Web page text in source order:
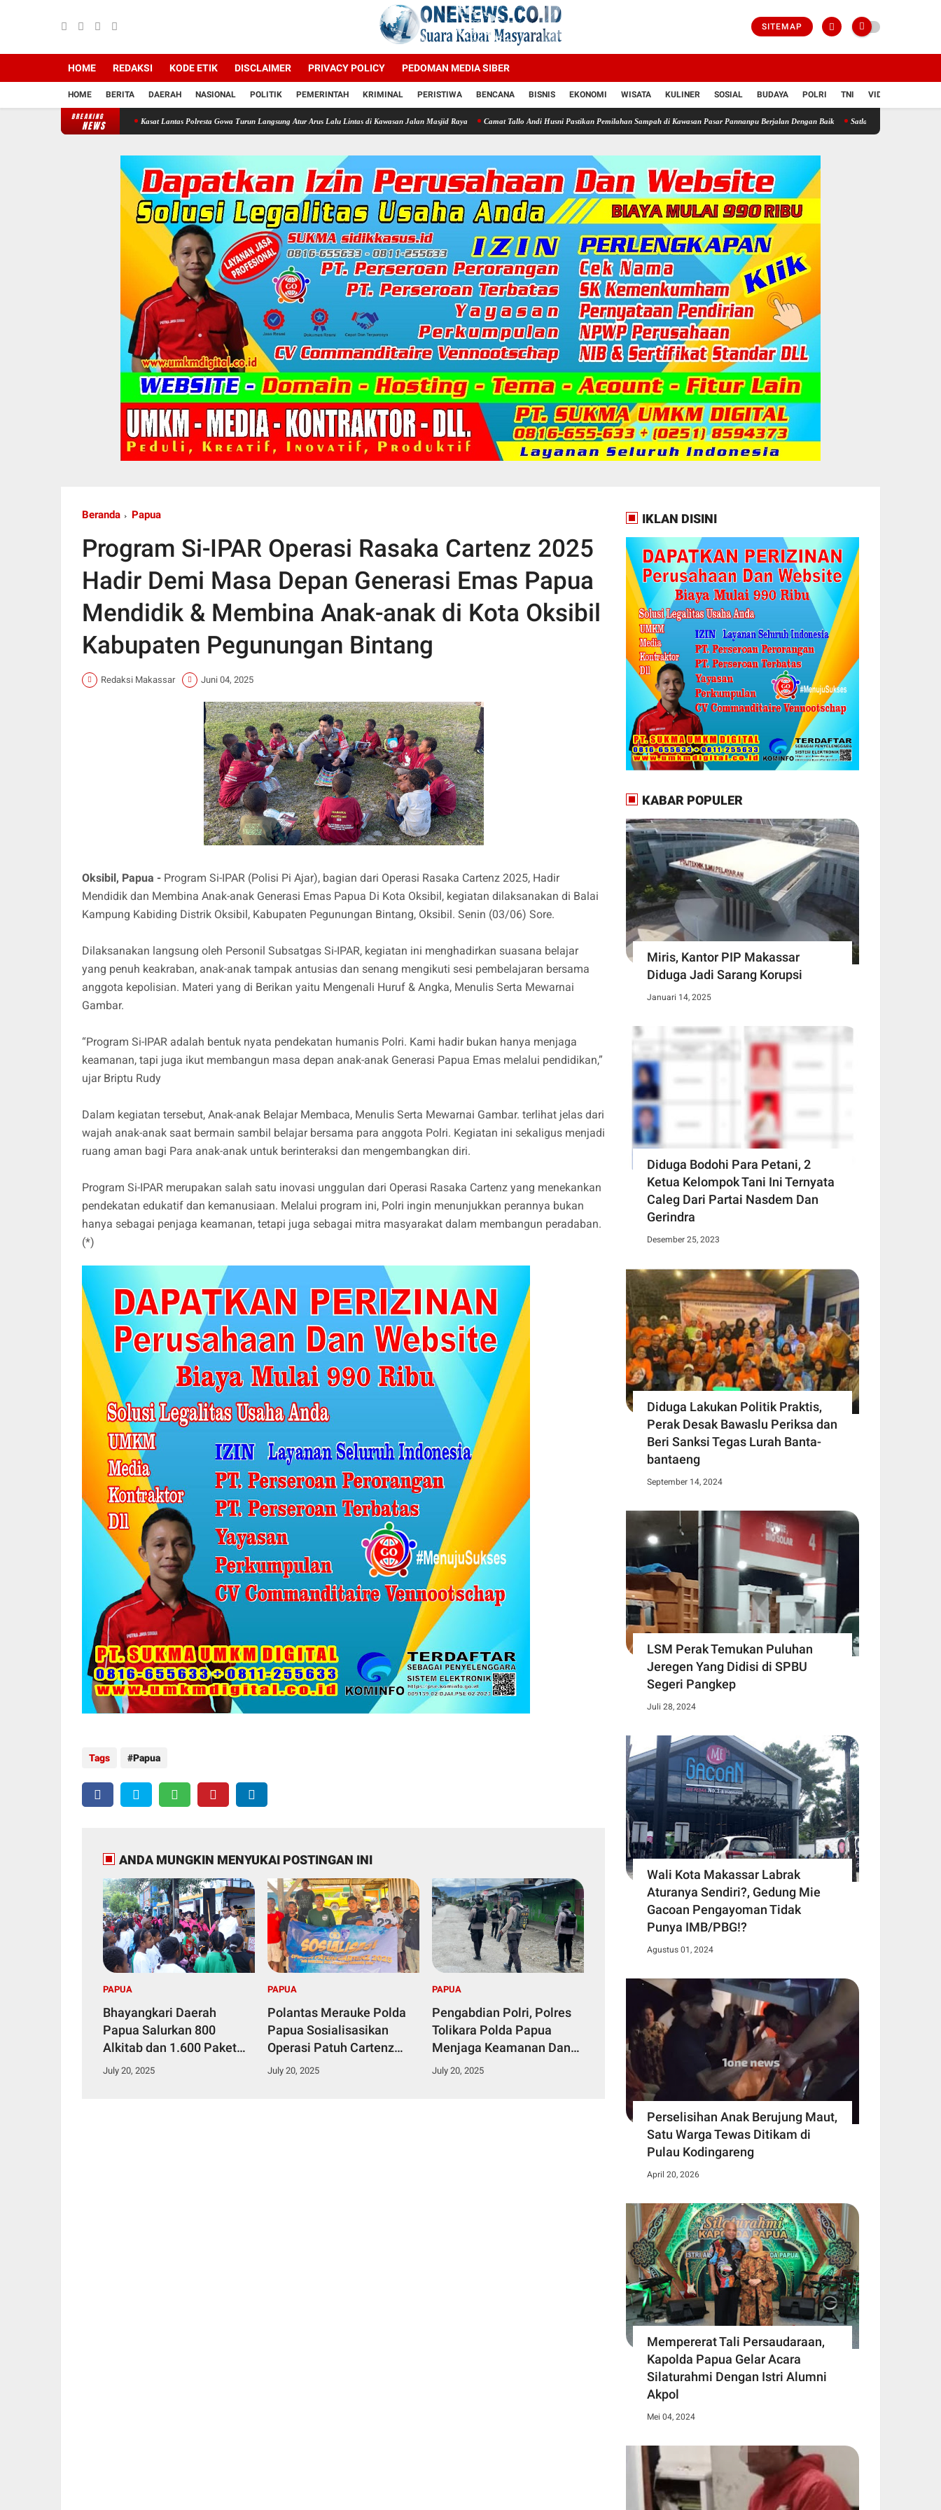
SITEMAP
HOME REDAKSI KODE ETIK DISCLAIMER PRIVACY POLICY PEDOMAN MEDIA SIBER
HOME BERITA DAERAH NASIONAL POLITIK PEMERINTAH KRIMINAL PERISTIWA BENCANA BISNIS EKONOMI WISATA KULINER SOSIAL BUDAYA POLRI TNI VIDIO
BREAKING
NEWS
Kasat Lantas Polresta Gowa Turun Langsung Atur Arus Lalu Lintas di Kawasan Jalan Masjid Raya Camat Tallo Andi Husni Pastikan Pemilahan Sampah di Kawasan Pasar Pannanpu Berjalan Dengan Baik Satlantas Polresta Gowa Mengajak
Beranda Papua
Program Si-IPAR Operasi Rasaka Cartenz 2025
Hadir Demi Masa Depan Generasi Emas Papua
Mendidik & Membina Anak-anak di Kota Oksibil
Kabupaten Pegunungan Bintang
Redaksi Makassar Juni 04, 2025
Oksibil, Papua - Program Si-IPAR (Polisi Pi Ajar), bagian dari Operasi Rasaka Cartenz 2025, Hadir
Mendidik dan Membina Anak-anak Generasi Emas Papua Di Kota Oksibil, kegiatan dilaksanakan di Balai
Kampung Kabiding Distrik Oksibil, Kabupaten Pegunungan Bintang, Oksibil. Senin (03/06) Sore.
Dilaksanakan langsung oleh Personil Subsatgas Si-IPAR, kegiatan ini menghadirkan suasana belajar
yang penuh keakraban, anak-anak tampak antusias dan senang mengikuti sesi pembelajaran bersama
anggota kepolisian. Materi yang di Berikan yaitu Mengenali Huruf & Angka, Menulis Serta Mewarnai
Gambar.
“Program Si-IPAR adalah bentuk nyata pendekatan humanis Polri. Kami hadir bukan hanya menjaga
keamanan, tapi juga ikut membangun masa depan anak-anak Generasi Papua Emas melalui pendidikan,”
ujar Briptu Rudy
Dalam kegiatan tersebut, Anak-anak Belajar Membaca, Menulis Serta Mewarnai Gambar. terlihat jelas dari
wajah anak-anak saat bermain sambil belajar bersama para anggota Polri. Kegiatan ini sekaligus menjadi
ruang aman bagi Para anak-anak untuk berinteraksi dan mengembangkan diri.
Program Si-IPAR merupakan salah satu inovasi unggulan dari Operasi Rasaka Cartenz yang menekankan
pendekatan edukatif dan kemanusiaan. Melalui program ini, Polri ingin menunjukkan perannya bukan
hanya sebagai penjaga keamanan, tetapi juga sebagai mitra masyarakat dalam membangun peradaban.
(*)
Tags Papua
ANDA MUNGKIN MENYUKAI POSTINGAN INI
PAPUA
Bhayangkari Daerah
Papua Salurkan 800
Alkitab dan 1.600 Paket
Makanan Bergizi dalam
July 20, 2025
PAPUA
Polantas Merauke Polda
Papua Sosialisasikan
Operasi Patuh Cartenz
2025, Keselamatan
July 20, 2025
PAPUA
Pengabdian Polri, Polres
Tolikara Polda Papua
Menjaga Keamanan Dan
Kenyamanan Masyarakat
July 20, 2025
IKLAN DISINI
KABAR POPULER
Miris, Kantor PIP Makassar
Diduga Jadi Sarang Korupsi
Januari 14, 2025
Diduga Bodohi Para Petani, 2
Ketua Kelompok Tani Ini Ternyata
Caleg Dari Partai Nasdem Dan
Gerindra
Desember 25, 2023
Diduga Lakukan Politik Praktis,
Perak Desak Bawaslu Periksa dan
Beri Sanksi Tegas Lurah Banta-
bantaeng
September 14, 2024
LSM Perak Temukan Puluhan
Jeregen Yang Didisi di SPBU
Segeri Pangkep
Juli 28, 2024
Wali Kota Makassar Labrak
Aturanya Sendiri?, Gedung Mie
Gacoan Pengayoman Tidak
Punya IMB/PBG!?
Agustus 01, 2024
Perselisihan Anak Berujung Maut,
Satu Warga Tewas Ditikam di
Pulau Kodingareng
April 20, 2026
Mempererat Tali Persaudaraan,
Kapolda Papua Gelar Acara
Silaturahmi Dengan Istri Alumni
Akpol
Mei 04, 2024